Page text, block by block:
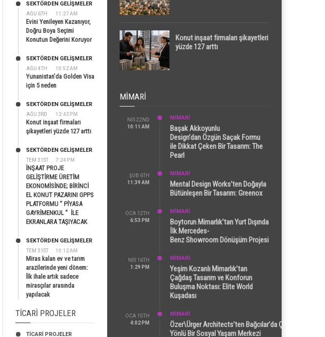
AĞU 6TH 11:27 AM
SEKTÖRDEN GELIŞMELER
Evini Yenileyen Kazanıyor,
Doğru Boya Seçimi
Konutun Değerini Koruyor
AĞU 4TH 10:52 AM
SEKTÖRDEN GELIŞMELER
Yunanistan’da Golden Visa
için 5 neden
AĞU 3RD 12:42 PM
SEKTÖRDEN GELIŞMELER
Konut inşaat firmaları
şikayetleri yüzde 127 arttı
TEM 31ST 7:24 PM
SEKTÖRDEN GELIŞMELER
İNŞAAT PROJE
GELİŞTİRME ÜRETİM
EKONOMİSİNDE; BİRİNCİ
EL KONUT PAZARINI GPPS
PLATFORMU ” PİYASA
GAYRİMENKUL ” İLE
EKRANLARA TAŞIYACAK
TEM 31ST 10:12 AM
SEKTÖRDEN GELIŞMELER
Miras kalan ev ve tarım
arazilerinde yeni dönem:
İlk ihale artık sadece
mirasçılar arasında
yapılacak
TICARI PROJELER
TİCARİ PROJELER
Konut inşaat firmaları şikayetleri
yüzde 127 arttı
MIMARI
NIS 22ND
10:11 AM
MİMARİ
Başak Akkoyunlu
Design’dan Özgün Saçak Formu
ile Dikkat Çeken Bir Tasarım: The
Pearl
ŞUB 6TH
11:39 AM
MİMARİ
Mental Design Works’ten Doğayla
Bütünleşen Bir Tasarım: Greenox
OCA 12TH
6:53 PM
MİMARİ
Boytorun Mimarlık’tan Yurt Dışında
İlk Mercedes-
Benz Showroom Dönüşüm Projesi
NIS 16TH
1:29 PM
MİMARİ
Yeşim Kozanlı Mimarlık’tan
Çağdaş Tasarım ve Konforun
Buluşma Noktası: Elite World
Kuşadası
OCA 15TH
4:02 PM
MİMARİ
Özer\Ürger Architects’ten Bağcılar’da Çok
Yönlü Bir Sosyal Yaşam Merkezi